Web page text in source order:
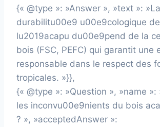
{« @type »: »Answer », »text »: »La
durabilitu00e9 u00e9cologique de
lu2019acapu du00e9pend de la
bois (FSC, PEFC) qui garantit une
responsable dans le respect des
tropicales. »}},
{« @type »: »Question », »name »:
les inconvu00e9nients du bois
? », »acceptedAnswer »: